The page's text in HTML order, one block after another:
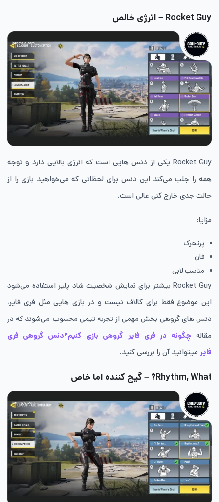
Rocket Guy – انرژی خالص
Rocket Guy یکی از دنس هایی است که انرژی بالایی دارد و توجه
همه را جلب می‌کند این دنس برای لحظاتی که می‌خواهید بازی را از
حالت جدی خارج کنی عالی است.
مزایا:
پرتحرک
فان
مناسب لابی
Rocket Guy بیشتر برای نمایش شخصیت شاد پلیر استفاده می‌شود
این موضوع فقط برای کالاف نیست و در بازی هایی مثل فری فایر،
دنس های گروهی بخش مهمی از تجربه تیمی محسوب می‌شوند که در
مقاله چگونه در فری فایر گروهی بازی کنیم؟دنس گروهی فری
فایر میتوانید آن را بررسی کنید.
Rhythm, What? – گیج کننده اما خاص